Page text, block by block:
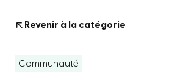
Revenir à la catégorie
Communauté